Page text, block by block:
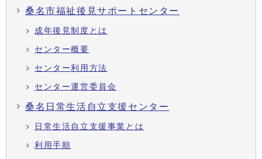
桑名市福祉後見サポートセンター
成年後見制度とは
センター概要
センター利用方法
センター運営委員会
桑名日常生活自立支援センター
日常生活自立支援事業とは
利用手順